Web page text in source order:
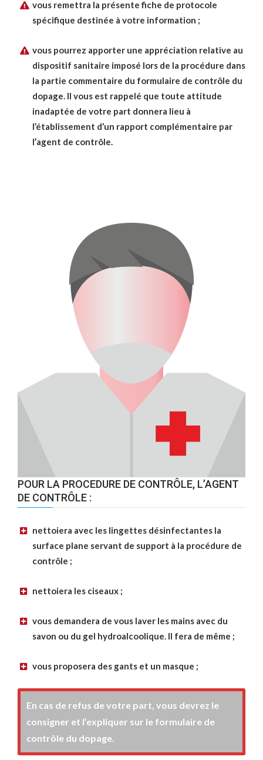
vous remettra la présente fiche de protocole
spécifique destinée à votre information ;
vous pourrez apporter une appréciation relative au
dispositif sanitaire imposé lors de la procédure dans
la partie commentaire du formulaire de contrôle du
dopage. Il vous est rappelé que toute attitude
inadaptée de votre part donnera lieu à
l’établissement d’un rapport complémentaire par
l’agent de contrôle.
POUR LA PROCEDURE DE CONTRÔLE, L’AGENT
DE CONTRÔLE :
nettoiera avec les lingettes désinfectantes la
surface plane servant de support à la procédure de
contrôle ;
nettoiera les ciseaux ;
vous demandera de vous laver les mains avec du
savon ou du gel hydroalcoolique. Il fera de même ;
vous proposera des gants et un masque ;
En cas de refus de votre part, vous devrez le
consigner et l’expliquer sur le formulaire de
contrôle du dopage.